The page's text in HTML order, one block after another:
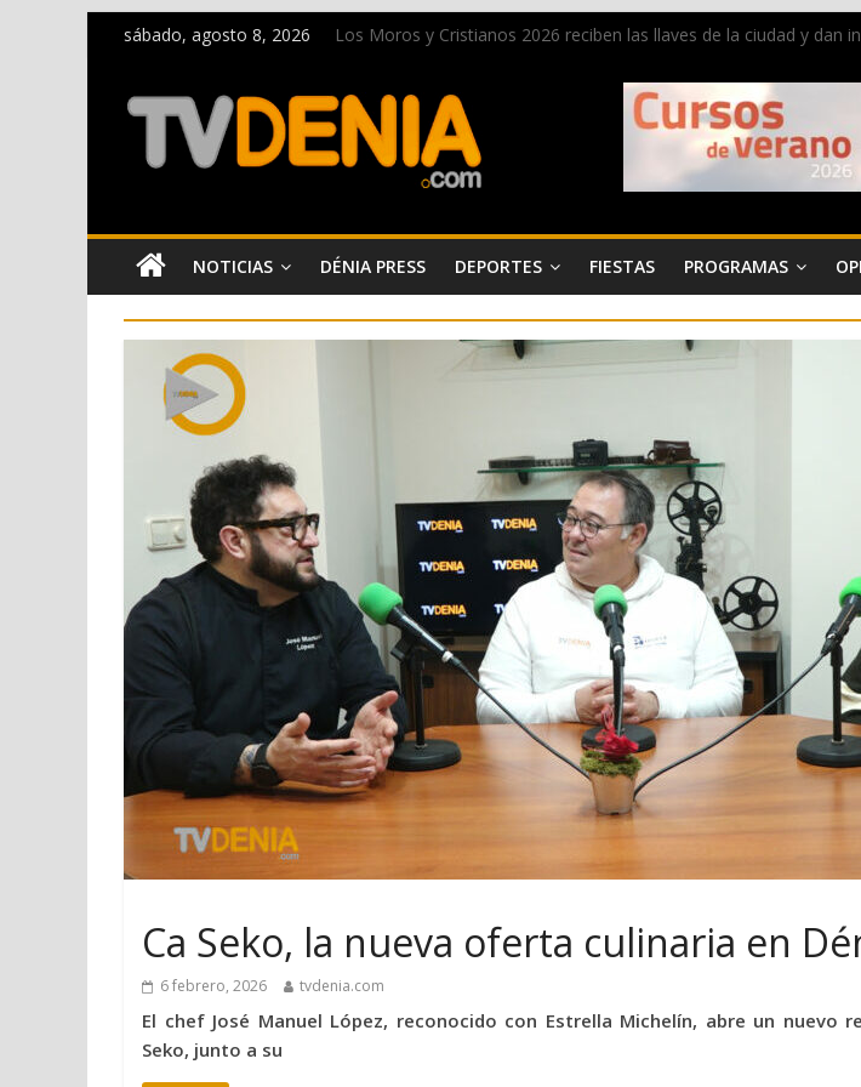
sábado, agosto 8, 2026
Los Moros y Cristianos 2026 reciben las llaves de la ciudad y dan
Paco Adsuar dona al Arxiu de Dénia más de 50.000 imágenes de
La Entraeta Festera llena de ambiente la calle Marqués de
El XII Festival de Jazz de Dénia reunirá durante agosto a figuras
NOTICIAS DÉNIA PRESS DEPORTES FIESTAS PROGRAMAS
Ca Seko, la nueva oferta culinaria en
6 febrero, 2026 tvdenia.com
El chef José Manuel López, reconocido con Estrella Michelín, abre un nuevo
Seko, junto a su